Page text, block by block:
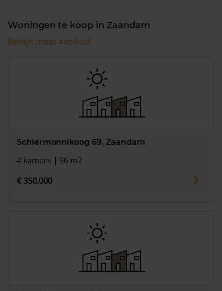
Woningen te koop in Zaandam
Bekijk meer aanbod
Schiermonnikoog 69, Zaandam
4 kamers | 96 m2
€ 350.000